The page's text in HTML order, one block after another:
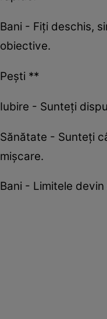
Bani - Fiți deschis,
obiective.
Pești **
Iubire - Sunteți
Sănătate - Sunteți
mișcare.
Bani - Limitele